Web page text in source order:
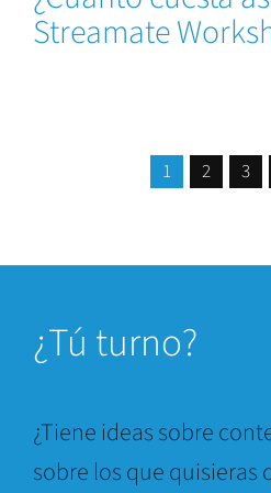
Streamate
1 2 3
¿Tú turno?
¿Tiene ideas sobre
sobre los que quisieras